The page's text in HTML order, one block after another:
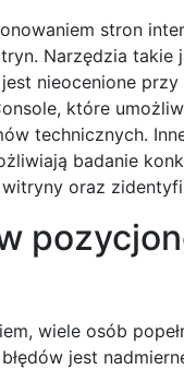
stron
Narzędzia
nieocenione
które
technicznych.
badanie
oraz
wiele osób
jest